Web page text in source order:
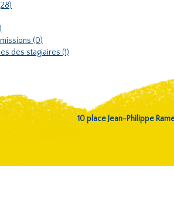
(0)
des stagiaires (1)
10 place Jean-Philippe